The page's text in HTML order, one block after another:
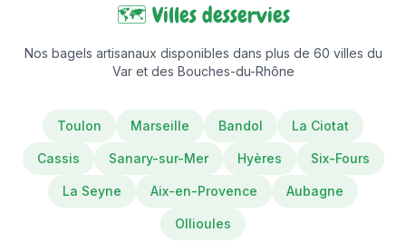
🗺️ Villes desservies
Nos bagels artisanaux disponibles dans plus de 60 villes du
Var et des Bouches-du-Rhône
Toulon Marseille Bandol La Ciotat
Cassis Sanary-sur-Mer Hyères Six-Fours
La Seyne Aix-en-Provence Aubagne
Ollioules